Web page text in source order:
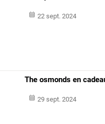
22 sept. 2024
The osmonds en
29 sept. 2024